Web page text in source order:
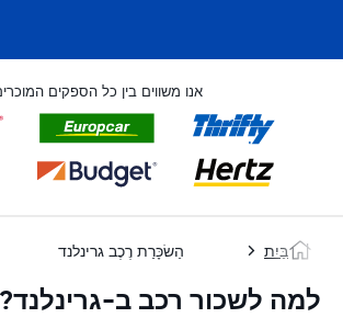
אנו משווים בין כל הספקים
בַּיִת הַשׂכָּרַת רֶכֶב גרינלנד
למה לשכור רכב ב-גרינלנד?